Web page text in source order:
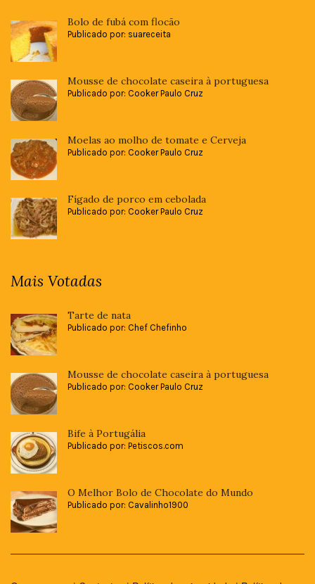
Bolo de fubá com flocão
Publicado por: suareceita
Mousse de chocolate caseira à portuguesa
Publicado por: Cooker Paulo Cruz
Moelas ao molho de tomate e Cerveja
Publicado por: Cooker Paulo Cruz
Fígado de porco em cebolada
Publicado por: Cooker Paulo Cruz
Mais Votadas
Tarte de nata
Publicado por: Chef Chefinho
Mousse de chocolate caseira à portuguesa
Publicado por: Cooker Paulo Cruz
Bife à Portugália
Publicado por: Petiscos.com
O Melhor Bolo de Chocolate do Mundo
Publicado por: Cavalinho1900